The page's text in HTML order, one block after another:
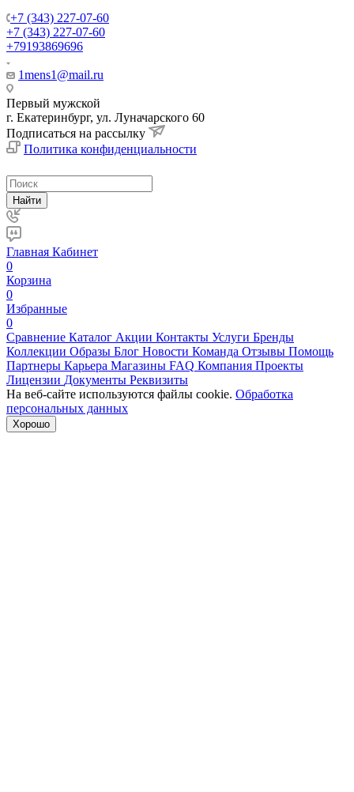
+7 (343) 227-07-60
+7 (343) 227-07-60
+79193869696
1mens1@mail.ru
Первый мужской
г. Екатеринбург, ул. Луначарского 60
Подписаться на рассылку
Политика конфиденциальности
Найти
Главная Кабинет
0
Корзина
0
Избранные
0
Сравнение Каталог Акции Контакты Услуги Бренды
Коллекции Образы Блог Новости Команда Отзывы Помощь
Партнеры Карьера Магазины FAQ Компания Проекты
Лицензии Документы Реквизиты
На веб-сайте используются файлы cookie. Обработка
персональных данных
Хорошо